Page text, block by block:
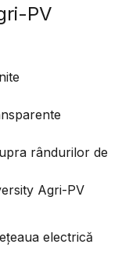
PV
rândurilor de
Agri-PV
electrică